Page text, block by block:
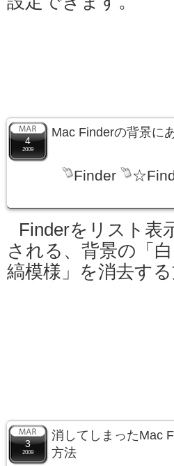
4
2009
Mac Finderの背景に
Finder
Finderをリスト表
される、背景の「
縞模様」を消去する
3
2009
消してしまったMac
方法